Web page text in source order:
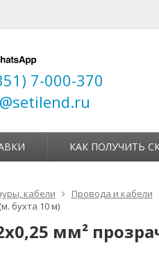
7-000-370
КАК ПОЛУЧИТЬ
кабели Провода и кабели
бухта 10 м)
мм²